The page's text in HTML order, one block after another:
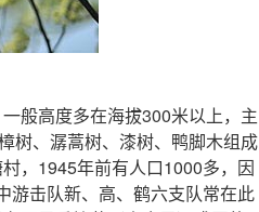
般高度多在海拔300米以上，主
树、潺蒿树、漆树、鸭脚木组成
，1945年前有人口1000多，因
游击队新、高、鹤六支队常在此